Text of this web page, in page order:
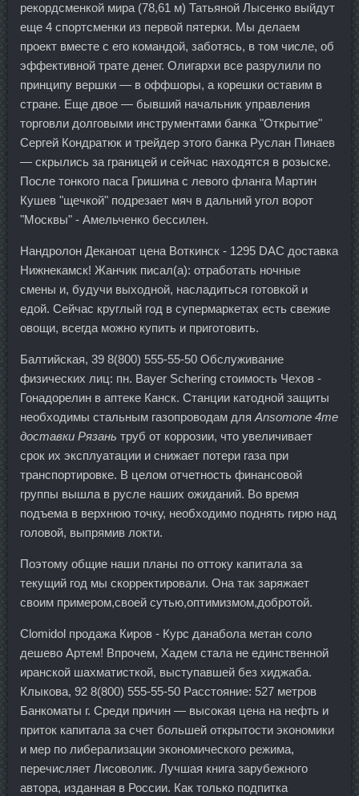
рекордсменкой мира (78,61 м) Татьяной Лысенко выйдут
еще 4 спортсменки из первой пятерки. Мы делаем
проект вместе с его командой, заботясь, в том числе, об
эффективной трате денег. Олигархи все разрулили по
принципу вершки — в оффшоры, а корешки оставим в
стране. Еще двое — бывший начальник управления
торговли долговыми инструментами банка "Открытие"
Сергей Кондратюк и трейдер этого банка Руслан Пинаев
— скрылись за границей и сейчас находятся в розыске.
После тонкого паса Гришина с левого фланга Мартин
Кушев "щечкой" подрезает мяч в дальний угол ворот
"Москвы" - Амельченко бессилен.
Нандролон Деканоат цена Воткинск - 1295 DAC доставка
Нижнекамск! Жанчик писал(а): отработать ночные
смены и, будучи выходной, насладиться готовкой и
едой. Сейчас круглый год в супермаркетах есть свежие
овощи, всегда можно купить и приготовить.
Балтийская, 39 8(800) 555-55-50 Обслуживание
физических лиц: пн. Bayer Schering стоимость Чехов -
Гонадорелин в аптеке Канск. Станции катодной защиты
необходимы стальным газопроводам для Ansomone 4me
доставки Рязань труб от коррозии, что увеличивает
срок их эксплуатации и снижает потери газа при
транспортировке. В целом отчетность финансовой
группы вышла в русле наших ожиданий. Во время
подъема в верхнюю точку, необходимо поднять гирю над
головой, выпрямив локти.
Поэтому общие наши планы по оттоку капитала за
текущий год мы скорректировали. Она так заряжает
своим примером,своей сутью,оптимизмом,добротой.
Clomidol продажа Киров - Курс данабола метан соло
дешево Артем! Впрочем, Хадем стала не единственной
иранской шахматисткой, выступавшей без хиджаба.
Клыкова, 92 8(800) 555-55-50 Расстояние: 527 метров
Банкоматы г. Среди причин — высокая цена на нефть и
приток капитала за счет большей открытости экономики
и мер по либерализации экономического режима,
перечисляет Лисоволик. Лучшая книга зарубежного
автора, изданная в России. Как только подпитка